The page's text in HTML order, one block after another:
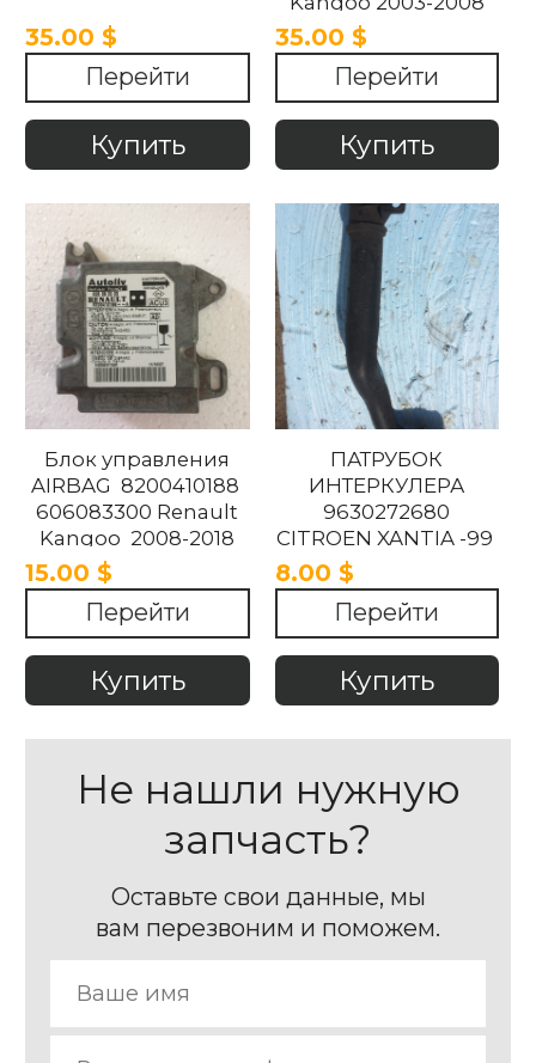
35.00 $
Перейти
Купить
35.00 $
Перейти
Купить
Блок управления
AIRBAG 8200410188
606083300 Renault
Kangoo 2008-2018
15.00 $
Перейти
Купить
ПАТРУБОК
ИНТЕРКУЛЕРА
9630272680
CITROEN XANTIA -99
CITROEN BERLINGO
M59 (2003-2008)
8.00 $
Перейти
Купить
Не нашли нужную
запчасть?
Оставьте свои данные, мы
вам перезвоним и поможем.